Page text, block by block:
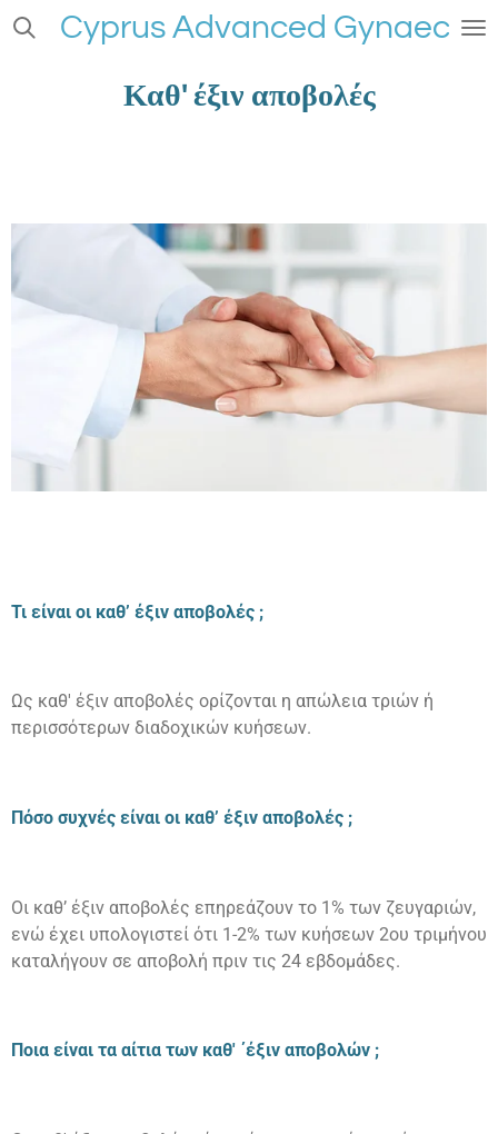
Skip
Cyprus Advanced
Καθ' έξιν αποβολές
Τι είναι οι καθ’ έξιν αποβολές ;
Ως καθ' έξιν αποβολές ορίζονται η απώλεια τριών ή
περισσότερων διαδοχικών κυήσεων.
Πόσο συχνές είναι οι καθ’ έξιν αποβολές ;
Οι καθ’ έξιν αποβολές επηρεάζουν το 1% των ζευγαριών,
ενώ έχει υπολογιστεί ότι 1-2% των κυήσεων 2ου τριμήνου
καταλήγουν σε αποβολή πριν τις 24 εβδομάδες.
Ποια είναι τα αίτια των καθ' ΄έξιν αποβολών ;